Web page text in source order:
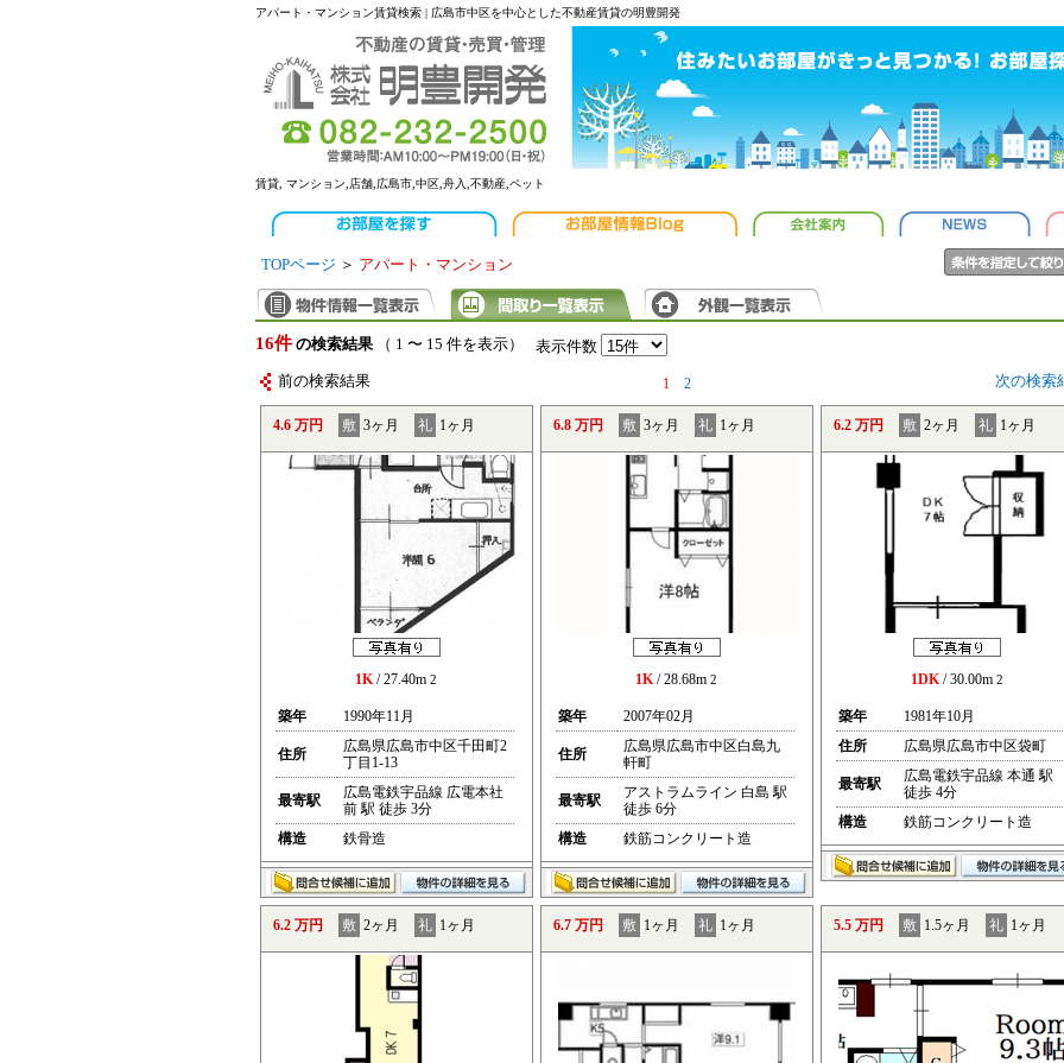
アパート・マンション賃貸検索 | 広島市中区を中心とした不動産賃貸の明豊開発
賃貸, マンション,店舗,広島市,中区,舟入,不動産,ペット
TOPページ ＞ アパート・マンション
16件 の検索結果（ 1 〜 15 件を表示） 表示件数
前の検索結果 1 2 次の検索
4.6 万円 敷 3ヶ月 礼 1ヶ月
1K/ 27.40m 2
築年 1990年11月
住所
広島県広島市中区千田町2
丁目1-13
最寄駅
広島電鉄宇品線 広電本社
前 駅 徒歩 3分
構造
鉄骨造
6.8 万円 敷 3ヶ月 礼 1ヶ月
1K/ 28.68m 2
築年 2007年02月
住所
広島県広島市中区白島九
軒町
最寄駅
アストラムライン 白島 駅
徒歩 6分
構造
鉄筋コンクリート造
6.2 万円 敷 2ヶ月 礼 1ヶ月
1DK/ 30.00m 2
築年
1981年10月
住所
広島県広島市中区袋町
最寄駅
広島電鉄宇品線 本通 駅
徒歩 4分
構造
鉄筋コンクリート造
6.2 万円 敷 2ヶ月 礼 1ヶ月 6.7 万円 敷 1ヶ月 礼 1ヶ月 5.5 万円 敷 1.5ヶ月 礼 1ヶ月